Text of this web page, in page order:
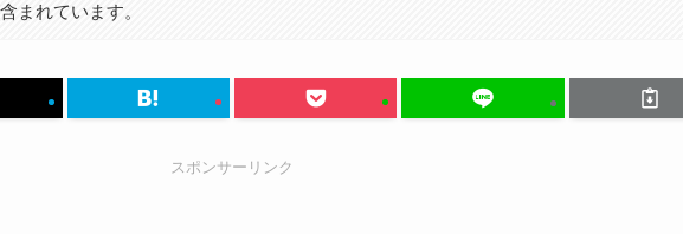
まれています。
スポンサーリンク